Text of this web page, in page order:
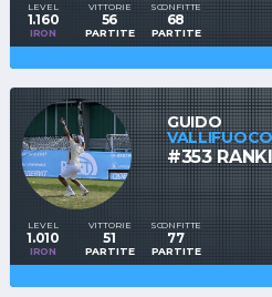
LEVEL
1.160
IRON
VITTORIE
56
PARTITE
SCONFITTE
68
PARTITE
GUIDO
VALLIFUOCO
#353
LEVEL
1.010
IRON
VITTORIE
51
PARTITE
SCONFITTE
77
PARTITE